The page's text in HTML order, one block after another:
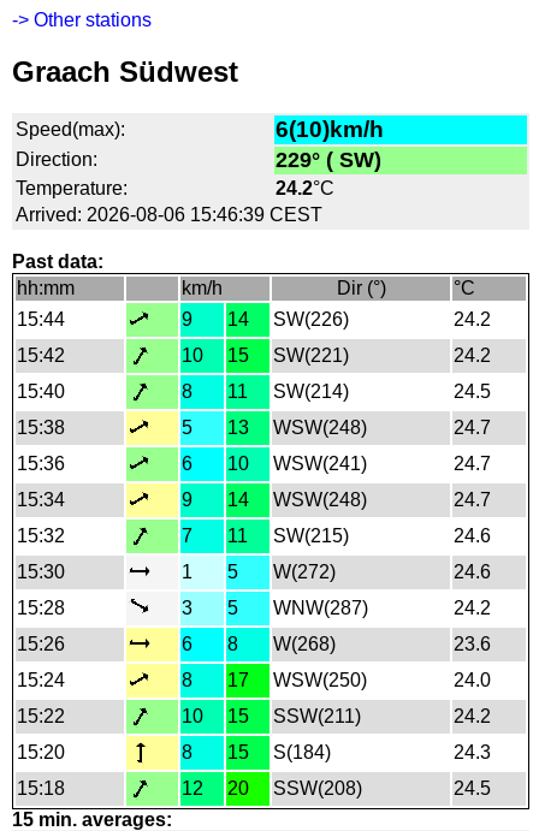
-> Other stations
Graach Südwest
Speed(max): 6(10)km/h
Direction: 229° ( SW)
Temperature: 24.2°C
Arrived: 2026-08-06 15:46:39 CEST
Past data:
hh:mm
km/h Dir (°)
°C
15:44
9 14 SW(226)
24.2
15:42
10 15 SW(221)
24.2
15:40
8 11 SW(214)
24.5
15:38
5 13 WSW(248)
24.7
15:36
6 10 WSW(241)
24.7
15:34
9 14 WSW(248)
24.7
15:32
7 11 SW(215)
24.6
15:30
1 5 W(272)
24.6
15:28
3 5 WNW(287)
24.2
15:26
6 8 W(268)
23.6
15:24
8 17 WSW(250)
24.0
15:22
10 15 SSW(211)
24.2
15:20
8 15 S(184)
24.3
15:18
12 20 SSW(208)
24.5
15 min. averages: